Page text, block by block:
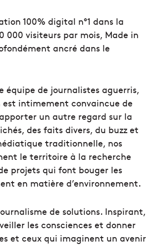
100% digital n°1 dans la
000 visiteurs par mois, Made in
ancré dans le
équipe de journalistes aguerris,
intimement convaincue de
un autre regard sur la
des faits divers, du buzz et
traditionnelle, nos
le territoire à la recherche
projets qui font bouger les
en matière d’environnement.
de solutions. Inspirant,
les consciences et donner
et ceux qui imaginent un avenir